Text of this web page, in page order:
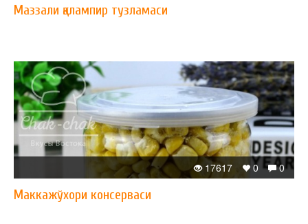
Маззали қалампир тузламаси
0
0
17617
Маккажўхори консерваси